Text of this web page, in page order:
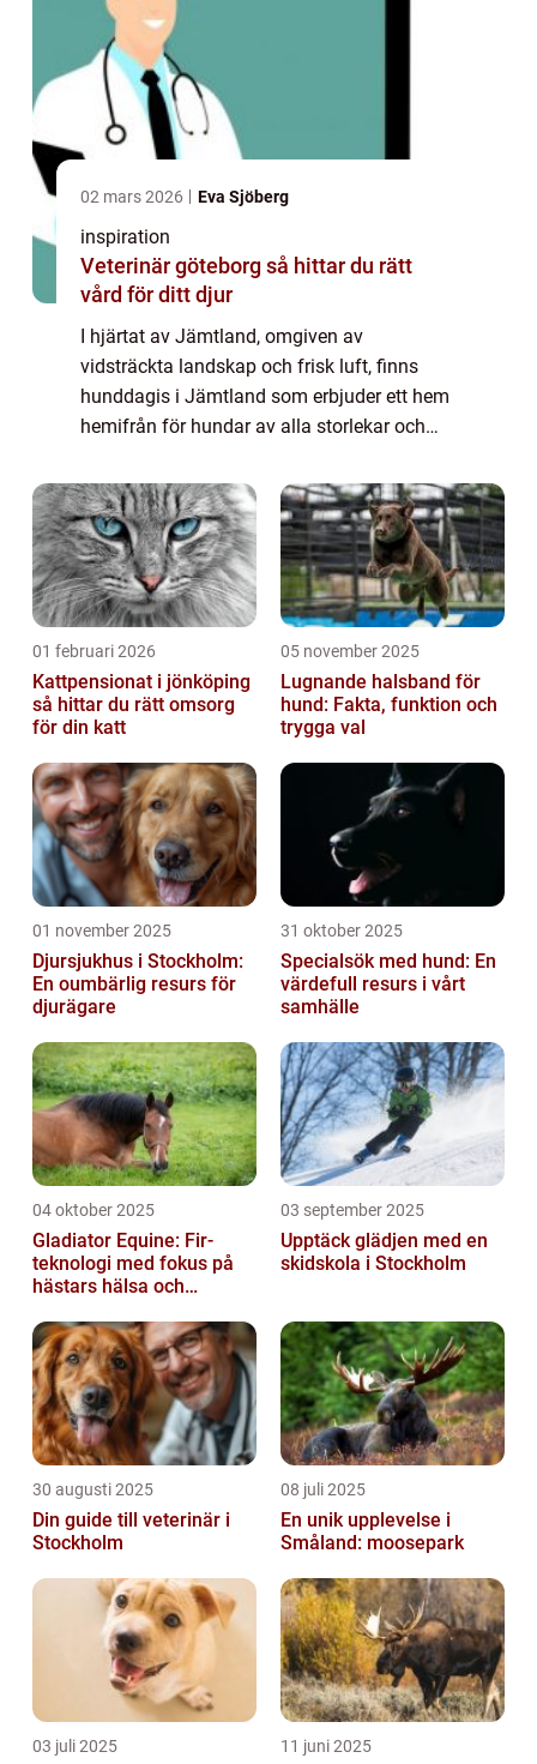
02 mars 2026 Eva Sjöberg
inspiration
Veterinär göteborg så hittar du rätt
vård för ditt djur
I hjärtat av Jämtland, omgiven av
vidsträckta landskap och frisk luft, finns
hunddagis i Jämtland som erbjuder ett hem
hemifrån för hundar av alla storlekar och
husdju...
01 februari 2026
Kattpensionat i jönköping
så hittar du rätt omsorg
för din katt
05 november 2025
Lugnande halsband för
hund: Fakta, funktion och
trygga val
01 november 2025
Djursjukhus i Stockholm:
En oumbärlig resurs för
djurägare
31 oktober 2025
Specialsök med hund: En
värdefull resurs i vårt
samhälle
04 oktober 2025
Gladiator Equine: Fir-
teknologi med fokus på
hästars hälsa och
03 september 2025
Upptäck glädjen med en
skidskola i Stockholm
30 augusti 2025
Din guide till veterinär i
Stockholm
08 juli 2025
En unik upplevelse i
Småland: moosepark
03 juli 2025 11 juni 2025